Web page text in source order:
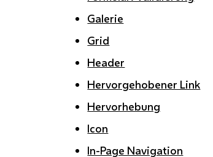
Galerie
Grid
Header
Hervorgehobener Link
Hervorhebung
Icon
In-Page Navigation